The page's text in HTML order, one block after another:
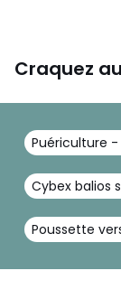
Craquez
Puériculture -
Cybex balios
Poussette